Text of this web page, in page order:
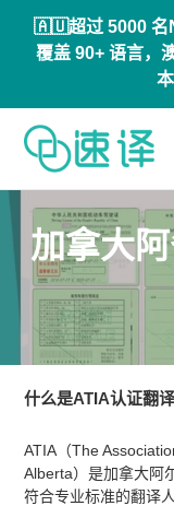
🇦🇺超过 5000 名
覆盖 90+ 语言，
收
藏
:
加拿大
什么是ATIA认证翻译
ATIA（The
Alberta）是加拿大阿
符合专业标准的翻译